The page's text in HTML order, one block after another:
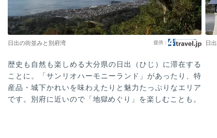
日出の街並みと別府湾 日
歴史も自然も楽しめる大分県の日出（ひじ）に滞在する
ことに。「サンリオハーモニーランド」があったり、特
産品・城下かれいを味わえたりと魅力たっぷりなエリア
です。別府に近いので「地獄めぐり」を楽しむことも。